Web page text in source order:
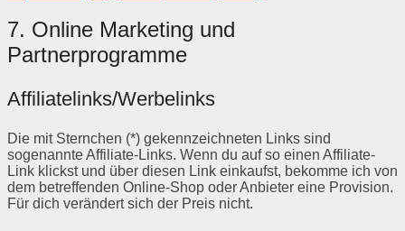
7. Online Marketing und
Partnerprogramme
Affiliatelinks/Werbelinks
Die mit Sternchen (*) gekennzeichneten Links sind
sogenannte Affiliate-Links. Wenn du auf so einen Affiliate-
Link klickst und über diesen Link einkaufst, bekomme ich von
dem betreffenden Online-Shop oder Anbieter eine Provision.
Für dich verändert sich der Preis nicht.